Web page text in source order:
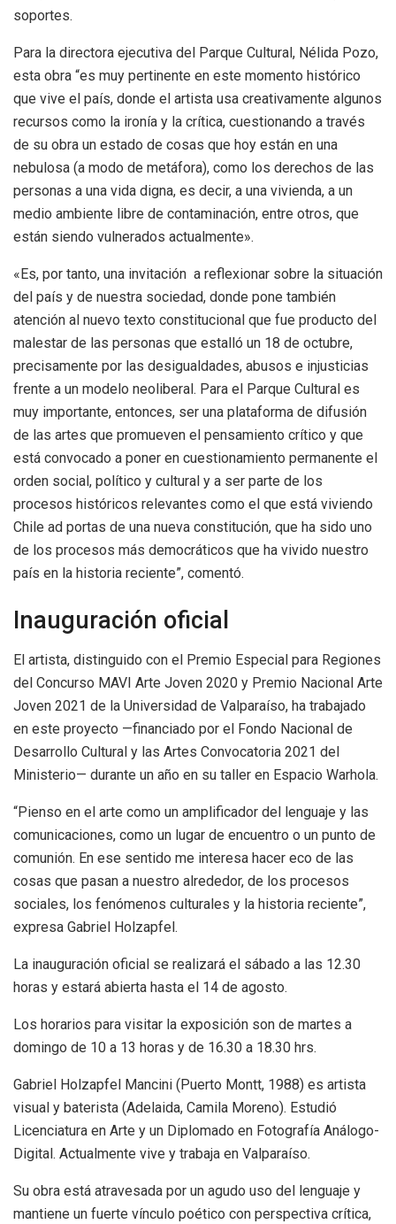
soportes.
Para la directora ejecutiva del Parque Cultural, Nélida Pozo,
esta obra “es muy pertinente en este momento histórico
que vive el país, donde el artista usa creativamente algunos
recursos como la ironía y la crítica, cuestionando a través
de su obra un estado de cosas que hoy están en una
nebulosa (a modo de metáfora), como los derechos de las
personas a una vida digna, es decir, a una vivienda, a un
medio ambiente libre de contaminación, entre otros, que
están siendo vulnerados actualmente».
«Es, por tanto, una invitación a reflexionar sobre la situación
del país y de nuestra sociedad, donde pone también
atención al nuevo texto constitucional que fue producto del
malestar de las personas que estalló un 18 de octubre,
precisamente por las desigualdades, abusos e injusticias
frente a un modelo neoliberal. Para el Parque Cultural es
muy importante, entonces, ser una plataforma de difusión
de las artes que promueven el pensamiento crítico y que
está convocado a poner en cuestionamiento permanente el
orden social, político y cultural y a ser parte de los
procesos históricos relevantes como el que está viviendo
Chile ad portas de una nueva constitución, que ha sido uno
de los procesos más democráticos que ha vivido nuestro
país en la historia reciente”, comentó.
Inauguración oficial
El artista, distinguido con el Premio Especial para Regiones
del Concurso MAVI Arte Joven 2020 y Premio Nacional Arte
Joven 2021 de la Universidad de Valparaíso, ha trabajado
en este proyecto —financiado por el Fondo Nacional de
Desarrollo Cultural y las Artes Convocatoria 2021 del
Ministerio— durante un año en su taller en Espacio Warhola.
“Pienso en el arte como un amplificador del lenguaje y las
comunicaciones, como un lugar de encuentro o un punto de
comunión. En ese sentido me interesa hacer eco de las
cosas que pasan a nuestro alrededor, de los procesos
sociales, los fenómenos culturales y la historia reciente”,
expresa Gabriel Holzapfel.
La inauguración oficial se realizará el sábado a las 12.30
horas y estará abierta hasta el 14 de agosto.
Los horarios para visitar la exposición son de martes a
domingo de 10 a 13 horas y de 16.30 a 18.30 hrs.
Gabriel Holzapfel Mancini (Puerto Montt, 1988) es artista
visual y baterista (Adelaida, Camila Moreno). Estudió
Licenciatura en Arte y un Diplomado en Fotografía Análogo-
Digital. Actualmente vive y trabaja en Valparaíso.
Su obra está atravesada por un agudo uso del lenguaje y
mantiene un fuerte vínculo poético con perspectiva crítica,